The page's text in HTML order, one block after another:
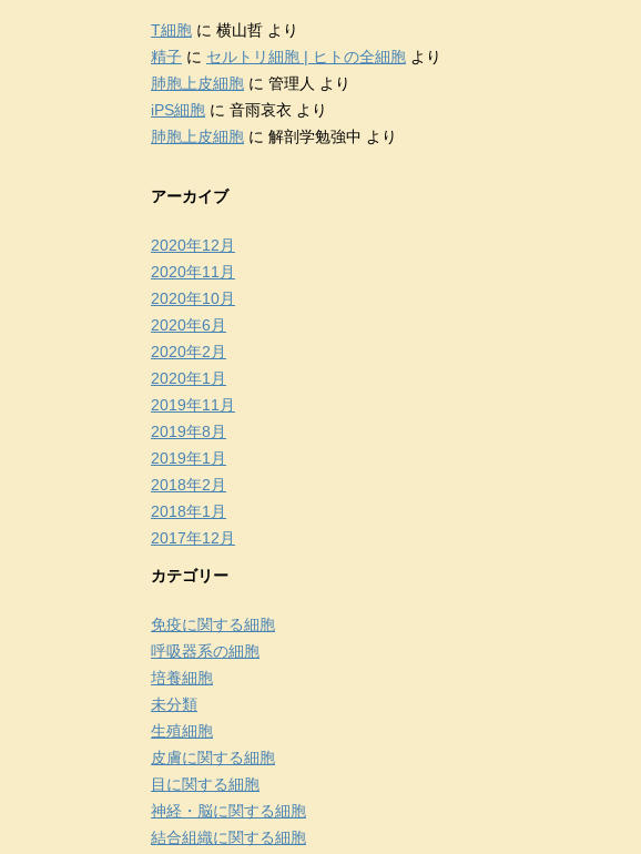
T細胞 に 横山哲 より
精子 に セルトリ細胞 | ヒトの全細胞 より
肺胞上皮細胞 に 管理人 より
iPS細胞 に 音雨哀衣 より
肺胞上皮細胞 に 解剖学勉強中 より
アーカイブ
2020年12月
2020年11月
2020年10月
2020年6月
2020年2月
2020年1月
2019年11月
2019年8月
2019年1月
2018年2月
2018年1月
2017年12月
カテゴリー
免疫に関する細胞
呼吸器系の細胞
培養細胞
未分類
生殖細胞
皮膚に関する細胞
目に関する細胞
神経・脳に関する細胞
結合組織に関する細胞